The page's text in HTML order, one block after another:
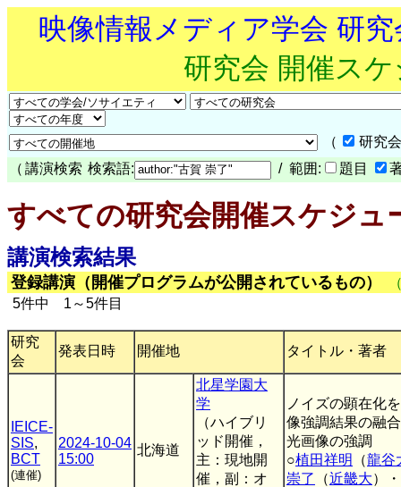
映像情報メディア学会 研
研究会 開催ス
（
研究
（ 講演検索 検索語: / 範囲: 題目
すべての研究会開催スケジュ
講演検索結果
登録講演（開催プログラムが公開されているもの）
5件中 1～5件目
研究
会
発表日時 開催地 タイトル・著者
IEICE-
SIS,
BCT
(連催)
2024-10-04
15:00
北海道
北星学園大
学
（ハイブリ
ッド開催，
主：現地開
催，副：オ
ノイズの顕在化
像強調結果の融
光画像の強調
○植田祥明 （龍谷
崇了
（近畿大）・